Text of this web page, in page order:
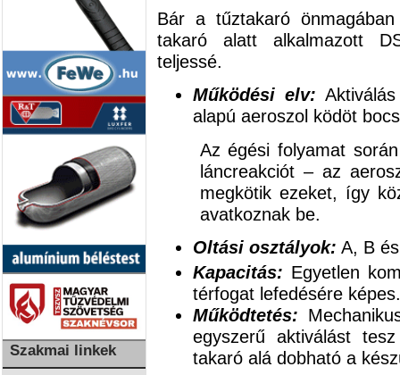
Szakmai linkek
Bár a tűztakaró
takaró alatt alkalmazott
teljessé.
Működési elv:
alapú aeroszol ködöt
Az égési folyamat
láncreakciót – az
megkötik ezeket, így
avatkoznak be.
Oltási osztályok: A, B
Kapacitás: Egyetlen
térfogat lefedésére képes.
Működtetés:
egyszerű aktiválást
takaró alá dobható a